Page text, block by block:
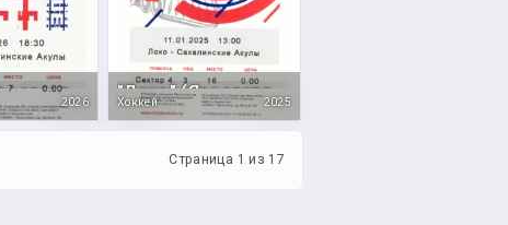
"Локо" (Ярославль) - "Сахалинские акулы"
2026 "Локо" (Ярославль) - "Сахалинские акулы"
Хоккей 2025
Страница 1 из 17